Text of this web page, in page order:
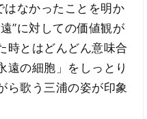
はなかったことを明か
”に対しての価値観が
時とはどんどん意味合
遠の細胞」をしっとり
ら歌う三浦の姿が印象